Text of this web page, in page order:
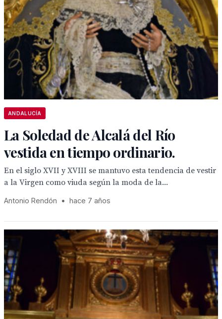
ANDALUCÍA
La Soledad de Alcalá del Río
vestida en tiempo ordinario.
En el siglo XVII y XVIII se mantuvo esta tendencia de vestir
a la Virgen como viuda según la moda de la...
Antonio Rendón • hace 7 años